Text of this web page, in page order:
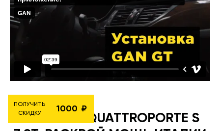
MASERATI QUATTROPORTE S
ПОЛУЧИТЬ
СКИДКУ
1000